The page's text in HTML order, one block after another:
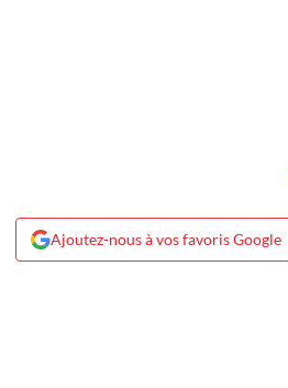
Ajoutez-nous à vos favoris Google